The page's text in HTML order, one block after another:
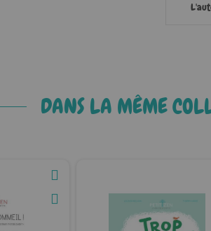
DANS LA MÊME